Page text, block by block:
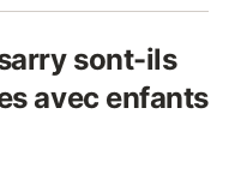
sont-ils
avec enfants